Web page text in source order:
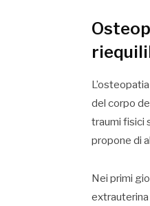
del corpo
traumi fisici
propone di
Nei primi
extrauterina